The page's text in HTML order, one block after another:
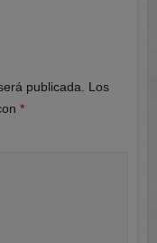
publicada. Los
*